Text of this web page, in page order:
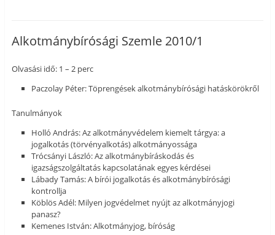
Alkotmánybírósági Szemle 2010/1
Olvasási idő: 1 – 2 perc
Paczolay Péter: Töprengések alkotmánybírósági hatáskörökről
Tanulmányok
Holló András: Az alkotmányvédelem kiemelt tárgya: a
jogalkotás (törvényalkotás) alkotmányossága
Trócsányi László: Az alkotmánybíráskodás és
igazságszolgáltatás kapcsolatának egyes kérdései
Lábady Tamás: A bírói jogalkotás és alkotmánybírósági
kontrollja
Köblös Adél: Milyen jogvédelmet nyújt az alkotmányjogi
panasz?
Kemenes István: Alkotmányjog, bíróság